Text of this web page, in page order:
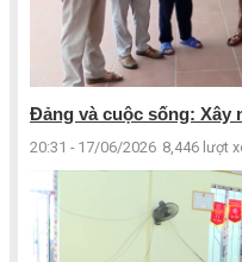
Đảng và cuộc sống:
20:31 - 17/06/2026 8,446 lượt